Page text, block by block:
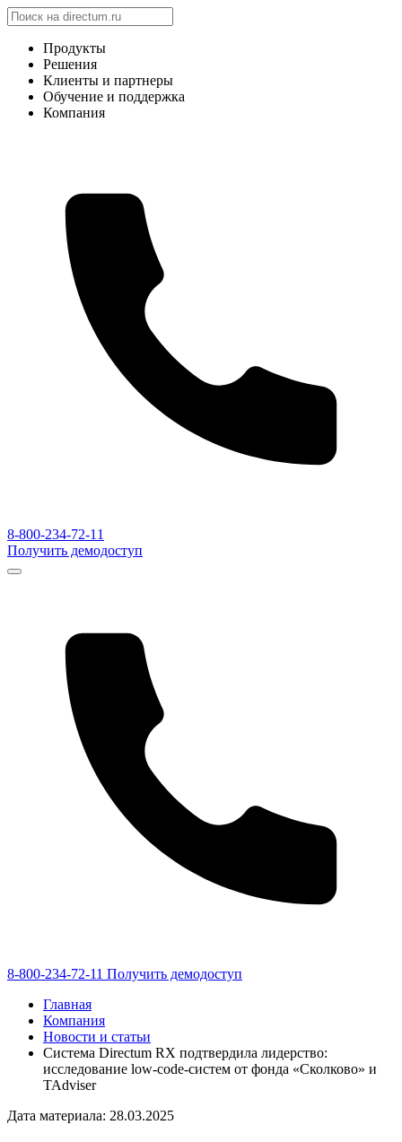
Продукты
Решения
Клиенты и партнеры
Обучение и поддержка
Компания
8-800-234-72-11
Получить демодоступ
8-800-234-72-11 Получить демодоступ
Главная
Компания
Новости и статьи
Система Directum RX подтвердила лидерство:
исследование low-code-систем от фонда «Сколково» и
TAdviser
Дата материала: 28.03.2025